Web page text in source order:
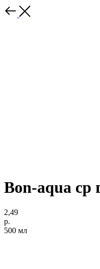
Bon-aqua ср
2,49
р.
500 мл